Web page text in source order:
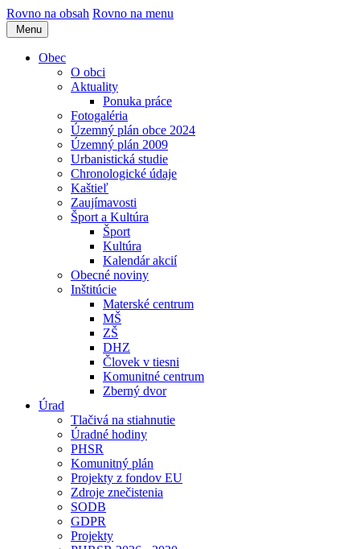
Rovno na obsah Rovno na menu
Menu
Obec
O obci
Aktuality
Ponuka práce
Fotogaléria
Územný plán obce 2024
Územný plán 2009
Urbanistická studie
Chronologické údaje
Kaštieľ
Zaujímavosti
Šport a Kultúra
Šport
Kultúra
Kalendár akcií
Obecné noviny
Inštitúcie
Materské centrum
MŠ
ZŠ
DHZ
Človek v tiesni
Komunitné centrum
Zberný dvor
Úrad
Tlačivá na stiahnutie
Úradné hodiny
PHSR
Komunitný plán
Projekty z fondov EU
Zdroje znečistenia
SODB
GDPR
Projekty